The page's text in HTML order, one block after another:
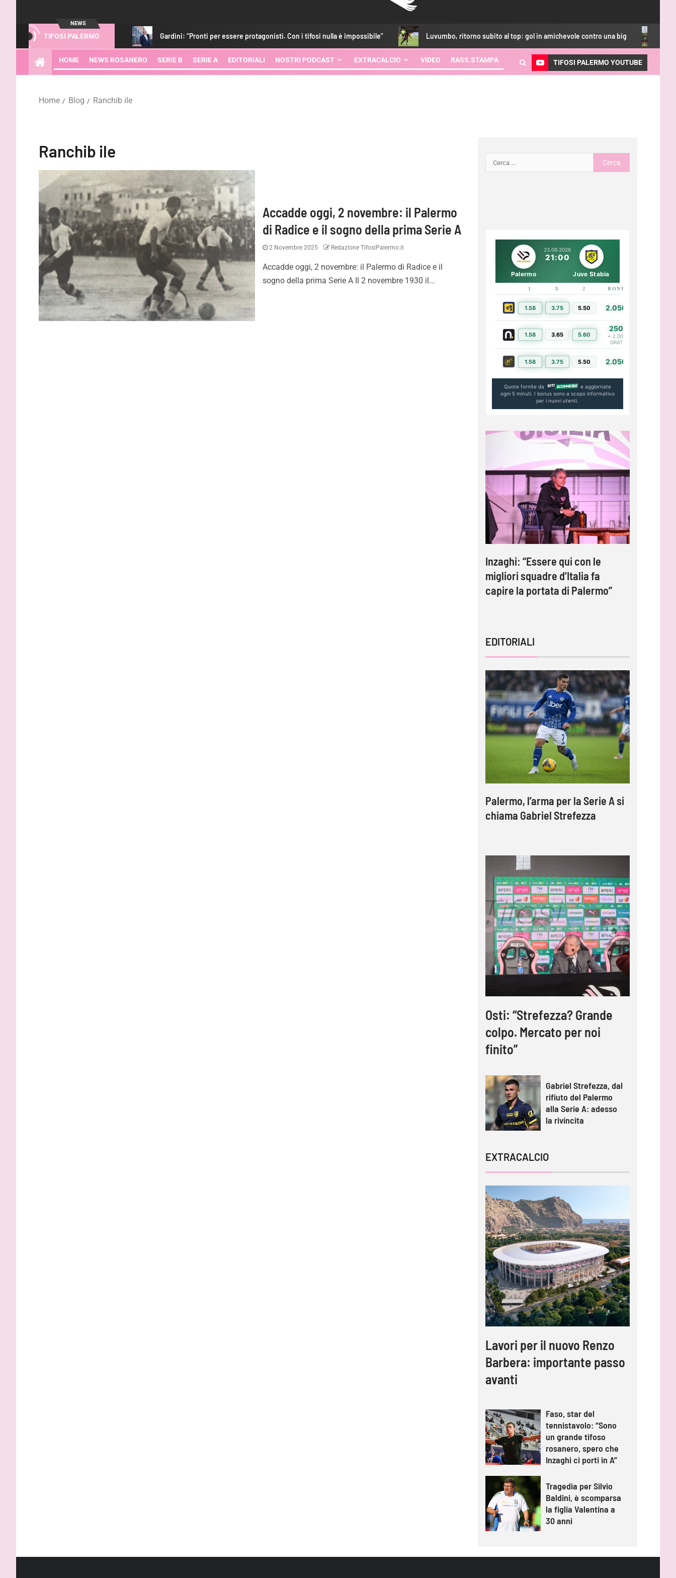
NEWS
TIFOSI PALERMO
Strefezza? Porta qualità” Gardini: “Pronti per essere protagonisti. Con i tifosi nulla è impossibile” Luvumbo, ritorno subito al top: gol in amichevole contro una big
HOME NEWS ROSANERO SERIE B SERIE A EDITORIALI NOSTRI PODCAST EXTRACALCIO VIDEO RASS.STAMPA TIFOSI PALERMO YOUTUBE
Home Blog Ranchib ile
Ranchib ile
Accadde oggi, 2 novembre: il Palermo
di Radice e il sogno della prima Serie A
2 Novembre 2025 Redazione TifosiPalermo.it
Accadde oggi, 2 novembre: il Palermo di Radice e il
sogno della prima Serie A Il 2 novembre 1930 il...
23.08.2026
21:00
Palermo Juve Stabia
1 X 2 BONUS
1.58 3.75 5.50 2.050€
1.58 3.65 5.60
250€
+ 2.000€
GRATIS
1.58 3.75 5.50 2.050€
Quote fornite da
e aggiornate
ogni 5 minuti. I bonus sono a scopo informativo
per i nuovi utenti.
Inzaghi: “Essere qui con le
migliori squadre d’Italia fa
capire la portata di Palermo”
EDITORIALI
Palermo, l’arma per la Serie A si
chiama Gabriel Strefezza
Osti: “Strefezza? Grande
colpo. Mercato per noi
finito”
Gabriel Strefezza, dal
rifiuto del Palermo
alla Serie A: adesso
la rivincita
EXTRACALCIO
Lavori per il nuovo Renzo
Barbera: importante passo
avanti
Faso, star del
tennistavolo: “Sono
un grande tifoso
rosanero, spero che
Inzaghi ci porti in A”
Tragedia per Silvio
Baldini, è scomparsa
la figlia Valentina a
30 anni